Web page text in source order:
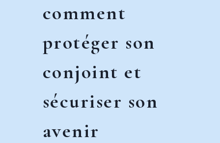
comment
protéger son
conjoint et
sécuriser son
avenir